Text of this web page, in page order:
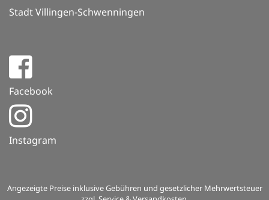
Stadt Villingen-Schwenningen
Facebook
Instagram
Angezeigte Preise inklusive Gebühren und gesetzlicher Mehrwertsteuer